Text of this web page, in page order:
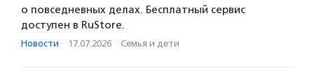
о повседневных делах. Бесплатный сервис
доступен в RuStore.
Новости · 17.07.2026 · Семья и дети